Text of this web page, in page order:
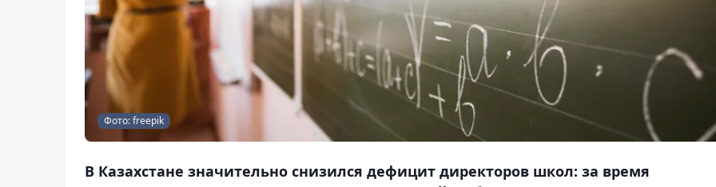
Фото: freepik
В Казахстане значительно снизился дефицит директоров школ: за время